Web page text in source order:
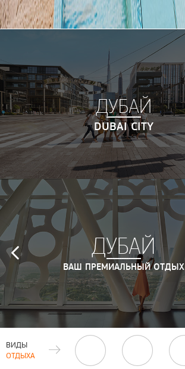
ДУБАЙ
DUBAI CITY
ДУБАЙ
ВАШ ПРЕМИАЛЬНЫЙ ОТДЫХ
ВИДЫ
ОТДЫХА